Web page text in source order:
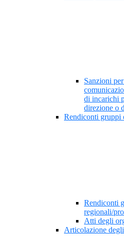
Sanzioni
di incarichi
direzione o
Rendiconti gruppi
Rendiconti
regionali/
Atti degli
Articolazione